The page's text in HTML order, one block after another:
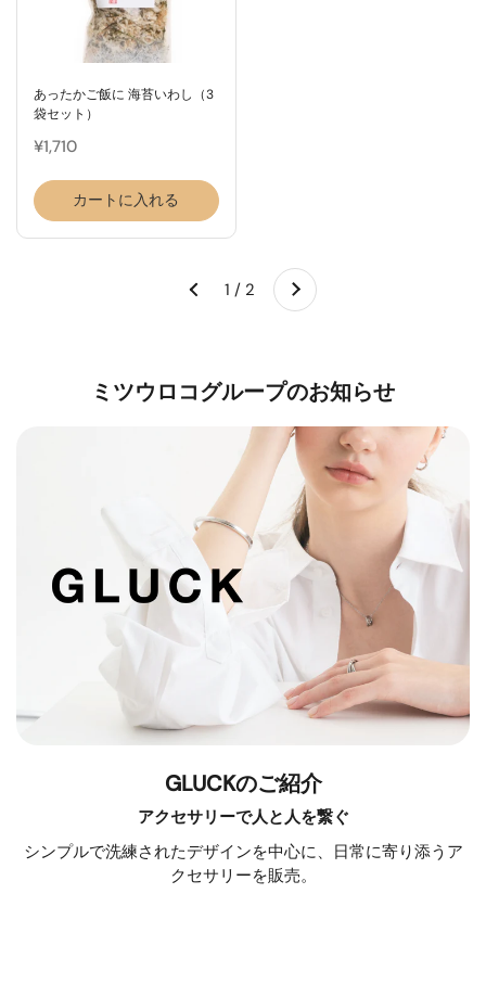
あったかご飯に 海苔いわし（3
袋セット）
¥1,710
カートに入れる
前へ 1 / 2 次へ
ミツウロコグループのお知らせ
GLUCKのご紹介
アクセサリーで人と人を繋ぐ
シンプルで洗練されたデザインを中心に、日常に寄り添うア
クセサリーを販売。